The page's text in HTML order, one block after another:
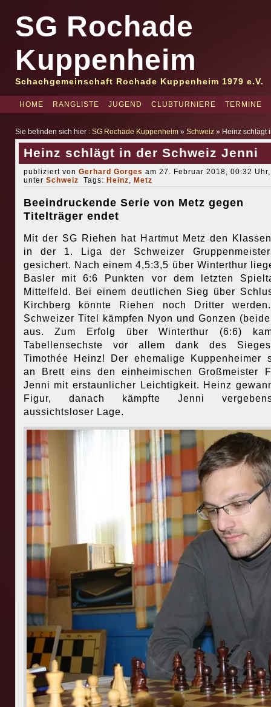
SG Rochade
Kuppenheim
Schachgemeinschaft Rochade Kuppenheim 1979 e.V.
HOME RANGLISTE JUGEND CLUBTURNIERE TERMINE
Sie befinden sich hier : SG Rochade Kuppenheim» Schweiz» Heinz schlägt
Heinz schlägt in der Schweiz Jenni
publiziert von Gerhard Gorges am 27. Februar 2018, 00:32 Uhr,
unter Schweiz Tags: Heinz, Metz
Beeindruckende Serie von Metz gegen
Titelträger endet
Mit der SG Riehen hat Hartmut Metz den
in der 1. Liga der Schweizer
gesichert. Nach einem 4,5:3,5 über Winterthur
Basler mit 6:6 Punkten vor dem letzten
Mittelfeld. Bei einem deutlichen Sieg über
Kirchberg könnte Riehen noch Dritter
Schweizer Titel kämpfen Nyon und Gonzen
aus. Zum Erfolg über Winterthur (6:6)
Tabellensechste vor allem dank des
Timothée Heinz! Der ehemalige Kuppenheimer
an Brett eins den einheimischen Großmeister
Jenni mit erstaunlicher Leichtigkeit. Heinz
Figur, danach kämpfte Jenni
aussichtsloser Lage.